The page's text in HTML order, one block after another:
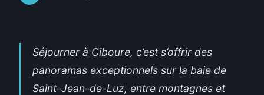
Séjourner à Ciboure, c’est s’offrir des
panoramas exceptionnels sur la baie de
Saint-Jean-de-Luz, entre montagnes et